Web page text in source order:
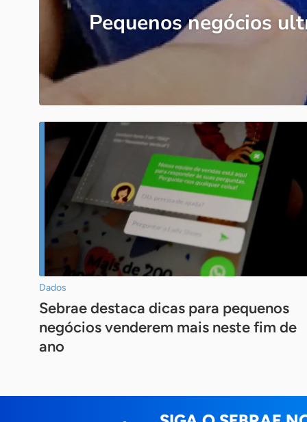
Pequenos negócios
Dados
Sebrae destaca dicas para pequenos
negócios venderem mais neste fim de
ano